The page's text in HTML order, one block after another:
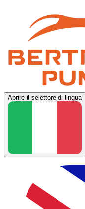
Aprire il selettore di lingua